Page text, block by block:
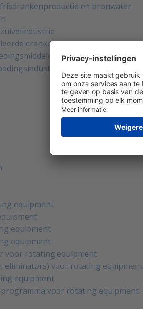
en bronwater
dranken
equipment
equipment
equipment
voor rotating equipment
eliminators) voor rotating equipment
equipment
voor rotating equipment